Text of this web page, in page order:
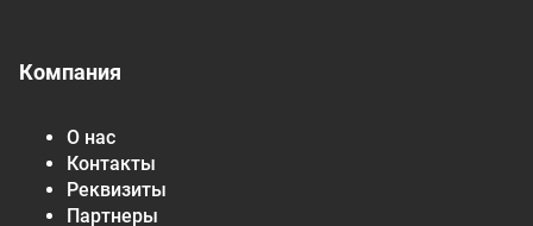
Компания
О нас
Контакты
Реквизиты
Партнеры